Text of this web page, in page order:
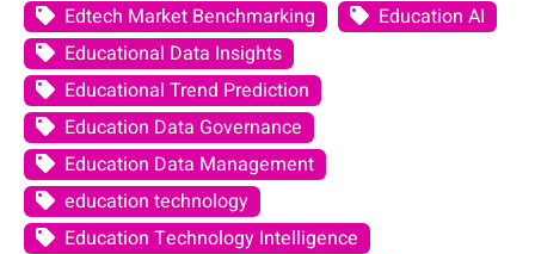
Edtech Market Benchmarking
Education AI
Educational Data Insights
Educational Trend Prediction
Education Data Governance
Education Data Management
education technology
Education Technology Intelligence